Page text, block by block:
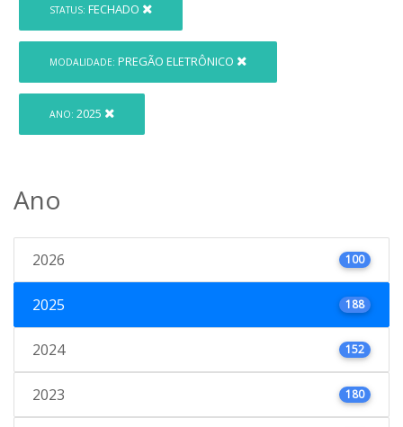
STATUS: FECHADO
MODALIDADE: PREGÃO ELETRÔNICO
ANO: 2025
Ano
2026 100
2025 188
2024 152
2023 180